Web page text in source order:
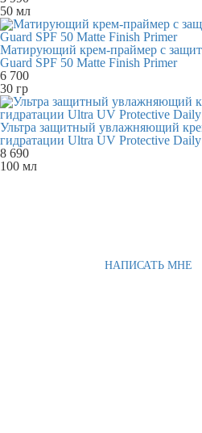
50 мл
Матирующий крем-праймер с
Guard SPF 50 Matte Finish Primer
6 700
30 гр
Ультра защитный увлажняющий
гидратации Ultra UV Protective
8 690
100 мл
НАПИСАТЬ МНЕ